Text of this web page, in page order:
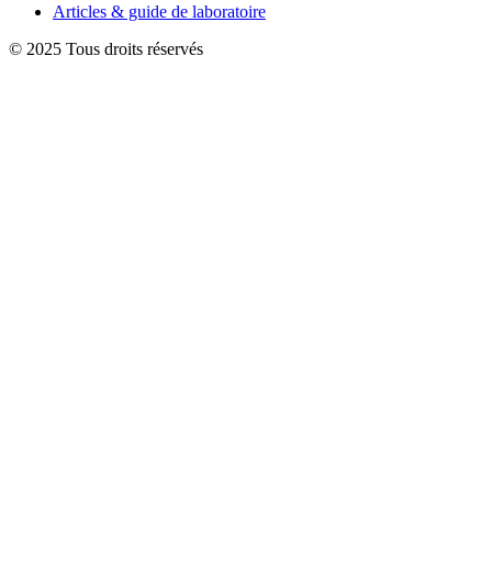
Articles & guide de laboratoire
© 2025 Tous droits réservés